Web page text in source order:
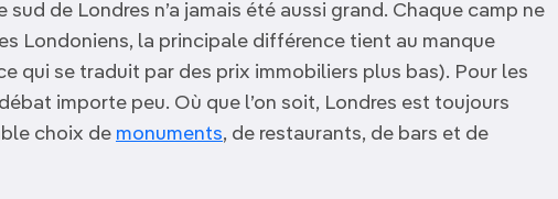
sud de Londres n’a jamais été aussi grand. Chaque camp ne
Londoniens, la principale différence tient au manque
qui se traduit par des prix immobiliers plus bas). Pour les
importe peu. Où que l’on soit, Londres est toujours
choix de monuments, de restaurants, de bars et de